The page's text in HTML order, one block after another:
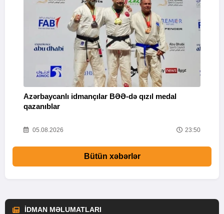
Azərbaycanlı idmançılar BƏƏ-də qızıl medal
qazanıblar
05.08.2026 23:50
Bütün xəbərlər
İDMAN MƏLUMATLARI